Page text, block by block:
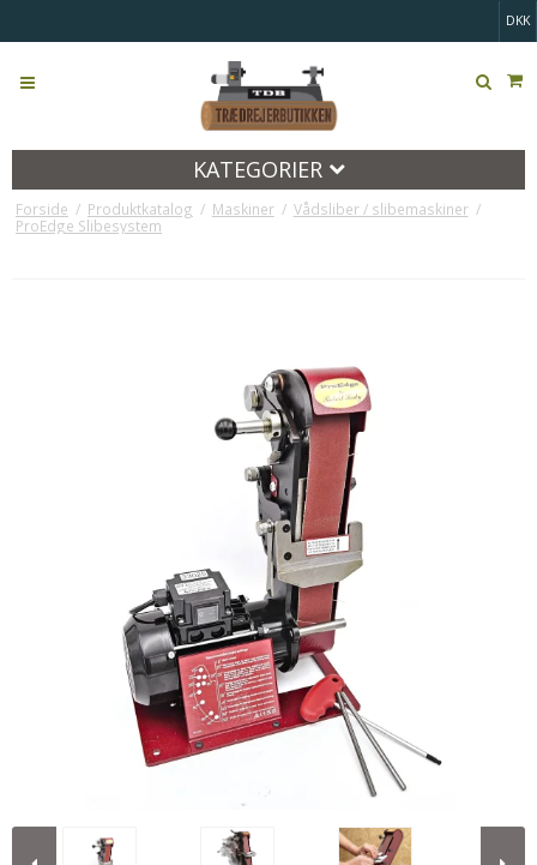
DKK
KATEGORIER
Forside / Produktkatalog / Maskiner / Vådsliber / slibemaskiner /
ProEdge Slibesystem